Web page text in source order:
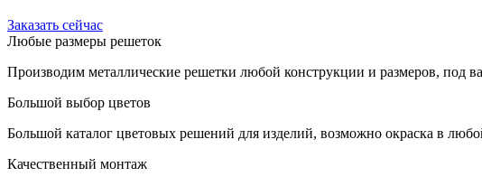
Заказать сейчас
Любые размеры решеток
Производим металлические решетки любой конструкции и размеров, под
Большой выбор цветов
Большой каталог цветовых решений для изделий, возможно окраска в
Качественный монтаж